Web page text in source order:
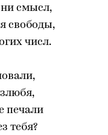
смысл,
свободы,
числ.
печали
тебя?